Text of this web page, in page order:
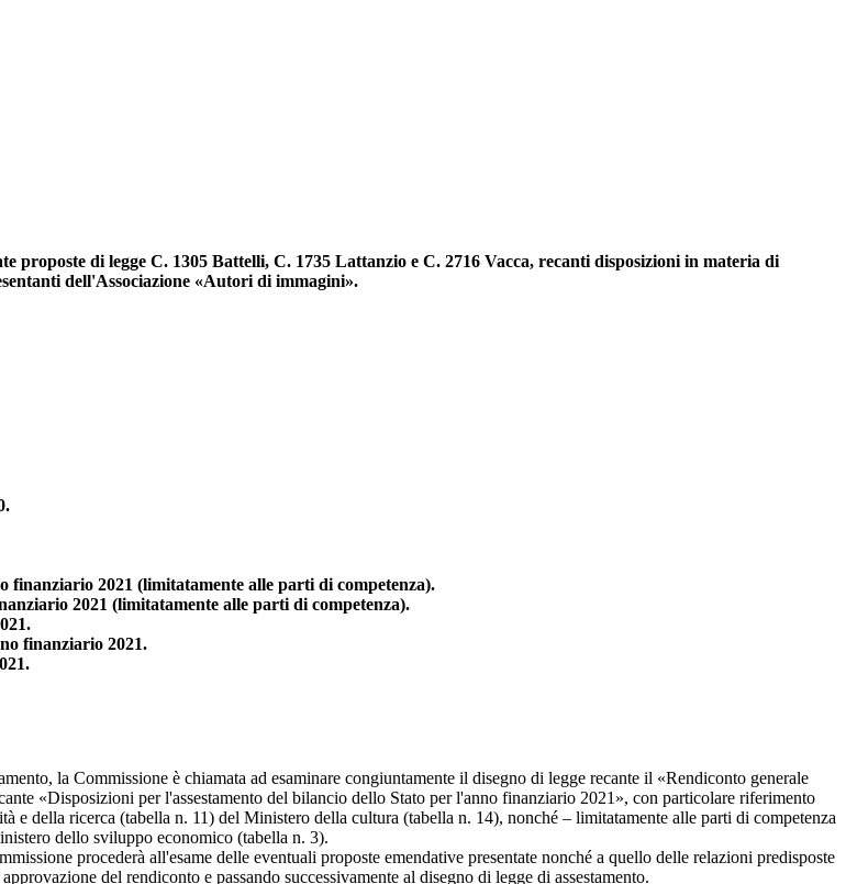
proposte di legge C. 1305 Battelli, C. 1735 Lattanzio e C. 2716 Vacca, recanti disposizioni in materia di
dell'Associazione «Autori di immagini».
finanziario 2021 (limitatamente alle parti di competenza).
2021 (limitatamente alle parti di competenza).
finanziario 2021.
la Commissione è chiamata ad esaminare congiuntamente il disegno di legge recante il «Rendiconto generale
«Disposizioni per l'assestamento del bilancio dello Stato per l'anno finanziario 2021», con particolare riferimento
della ricerca (tabella n. 11) del Ministero della cultura (tabella n. 14), nonché – limitatamente alle parti di competenza
dello sviluppo economico (tabella n. 3).
procederà all'esame delle eventuali proposte emendative presentate nonché a quello delle relazioni predisposte
del rendiconto e passando successivamente al disegno di legge di assestamento.